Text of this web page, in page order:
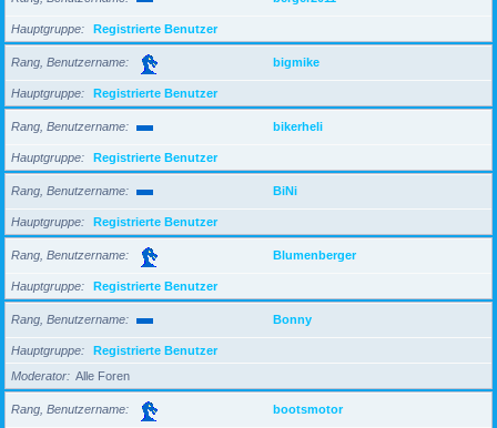
Hauptgruppe Registrierte Benutzer
Rang, Benutzername bigmike
Hauptgruppe Registrierte Benutzer
Rang, Benutzername bikerheli
Hauptgruppe Registrierte Benutzer
Rang, Benutzername BiNi
Hauptgruppe Registrierte Benutzer
Rang, Benutzername Blumenberger
Hauptgruppe Registrierte Benutzer
Rang, Benutzername Bonny
Hauptgruppe
Registrierte Benutzer
Moderator
Alle Foren
Rang, Benutzername bootsmotor